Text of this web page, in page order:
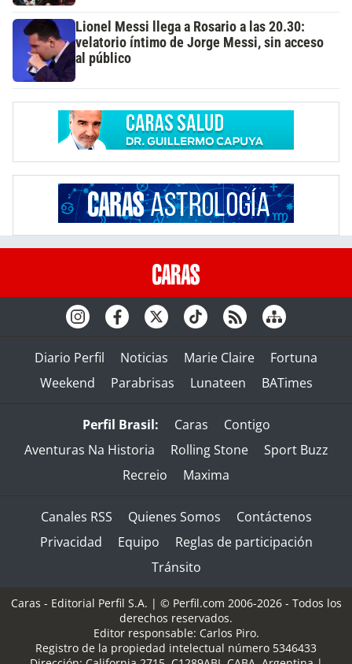
Lionel Messi llega a Rosario a las 20.30:
velatorio íntimo de Jorge Messi, sin acceso
al público
Diario Perfil Noticias Marie Claire
Fortuna
Weekend
Parabrisas Lunateen BATimes
Perfil Brasil: Caras
Contigo
Aventuras Na Historia
Rolling Stone
Sport Buzz
Recreio
Maxima
Canales RSS Quienes Somos
Contáctenos
Privacidad
Equipo
Reglas de participación
Tránsito
Caras - Editorial Perfil S.A. | © Perfil.com 2006-2026 - Todos los
derechos reservados.
Editor responsable: Carlos Piro.
Registro de la propiedad intelectual número 5346433